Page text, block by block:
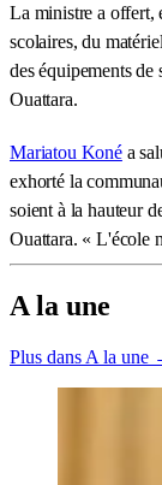
La ministre a offert,
scolaires, du
des équipements
Ouattara.
Mariatou Konéa
exhorté la
soient à la hauteur
Ouattara. « L'école
A la une
Plus dans A la une